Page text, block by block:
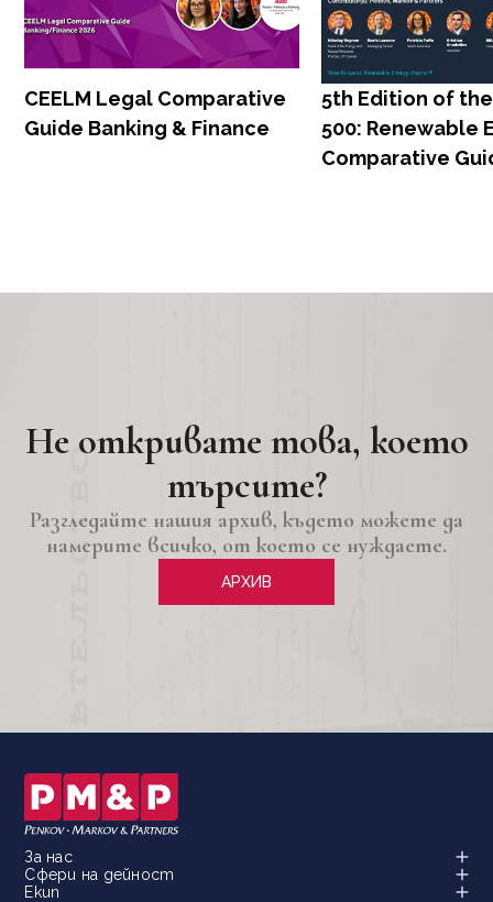
CEELM Legal Comparative
Guide Banking & Finance
5th Edition of
500: Renewable
Comparative
Не откривате това, което
търсите?
Разгледайте нашия архив, където можете да
намерите всичко, от което се нуждаете.
АРХИВ
За нас
Сфери на дейност
Екип